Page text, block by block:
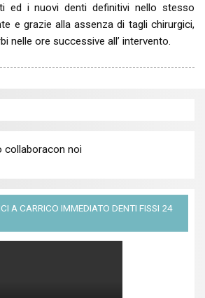
ed i nuovi denti definitivi nello stesso
e grazie alla assenza di tagli chirurgici,
nelle ore successive all’ intervento.
A CARRICO IMMEDIATO DENTI FISSI 24